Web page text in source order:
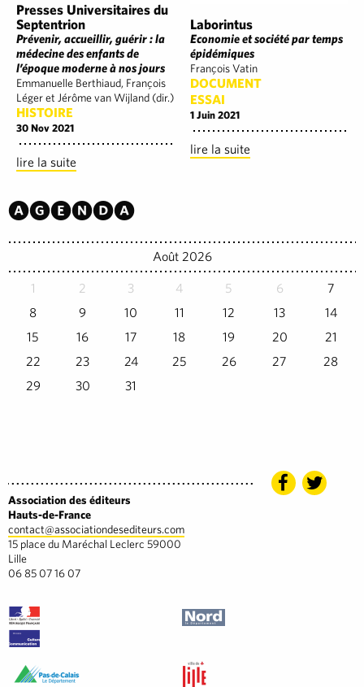
Presses Universitaires du
Septentrion
Prévenir, accueillir, guérir : la
médecine des enfants de
l’époque moderne à nos jours
Emmanuelle Berthiaud, François
Léger et Jérôme van Wijland (dir.)
HISTOIRE
30 Nov 2021
lire la suite
Laborintus
Economie et société par temps
épidémiques
François Vatin
DOCUMENT
ESSAI
1 Juin 2021
lire la suite
Agenda
Août 2026
1 2 3 4 5 6
7
8
9 10 11 12 13
14
15
16 17 18 19 20
21
22
23 24 25 26 27
28
29
30 31
Association des éditeurs
Hauts-de-France
contact@associationdesediteurs.com
15 place du Maréchal Leclerc 59000
Lille
06 85 07 16 07